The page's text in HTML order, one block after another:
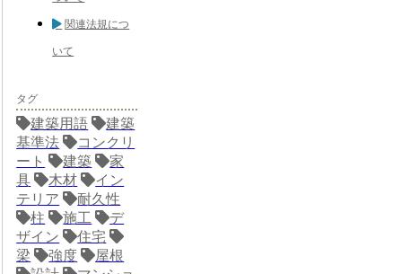
関連法規につ
いて
タグ
建築用語
建築
基準法
コンクリ
ート
建築
家
具
木材
イン
テリア
耐久性
柱
施工
デ
ザイン
住宅
梁
強度
屋根